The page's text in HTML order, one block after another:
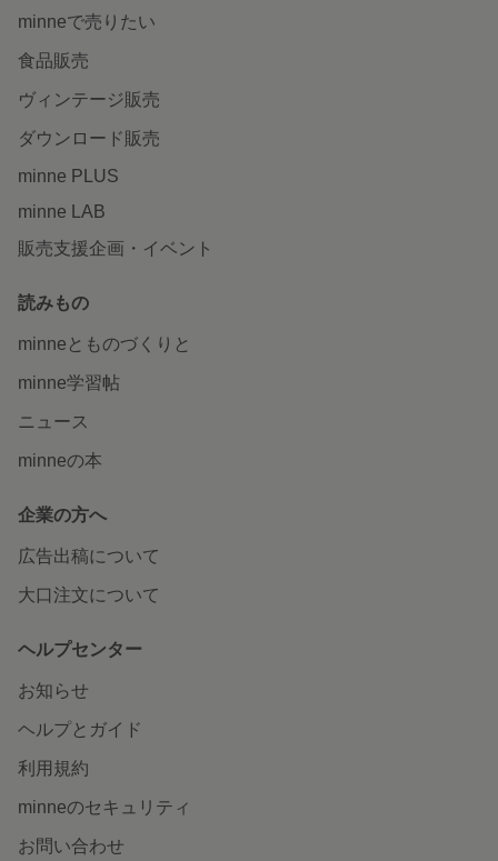
minneで売りたい
食品販売
ヴィンテージ販売
ダウンロード販売
minne PLUS
minne LAB
販売支援企画・イベント
読みもの
minneとものづくりと
minne学習帖
ニュース
minneの本
企業の方へ
広告出稿について
大口注文について
ヘルプセンター
お知らせ
ヘルプとガイド
利用規約
minneのセキュリティ
お問い合わせ